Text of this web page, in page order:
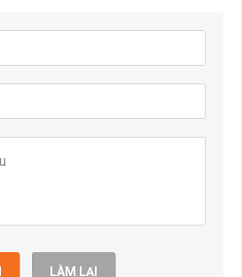
LÀM LẠI